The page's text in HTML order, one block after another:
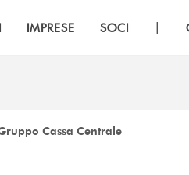
IMPRESE SOCI |
Cassa Centrale